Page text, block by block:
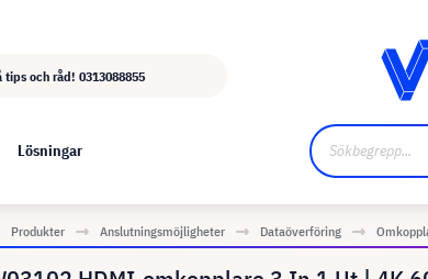
tips och råd! 0313088855
Lösningar
Produkter Anslutningsmöjligheter Dataöverföring